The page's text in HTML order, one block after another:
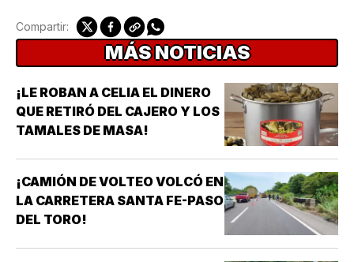
Compartir:
MÁS NOTICIAS
¡LE ROBAN A CELIA EL DINERO
QUE RETIRÓ DEL CAJERO Y LOS
TAMALES DE MASA!
¡CAMIÓN DE VOLTEO VOLCÓ EN
LA CARRETERA SANTA FE-PASO
DEL TORO!